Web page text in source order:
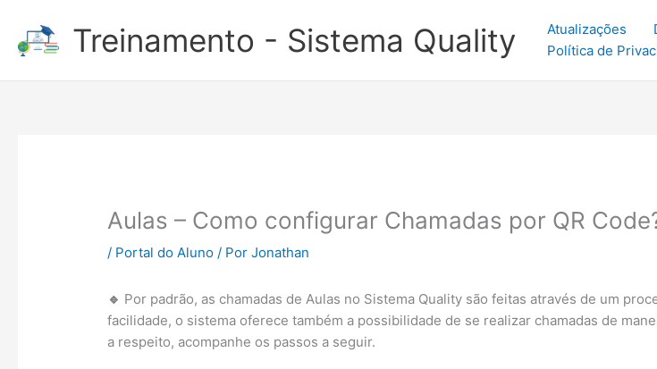
Treinamento - Sistema Quality Atualizações
Política de
Aulas – Como configurar Chamadas por QR
/ Portal do Aluno / PorJonathan
🔹 Por padrão, as chamadas de Aulas no Sistema Quality são feitas através de um
facilidade, o sistema oferece também a possibilidade de se realizar chamadas de
a respeito, acompanhe os passos a seguir.